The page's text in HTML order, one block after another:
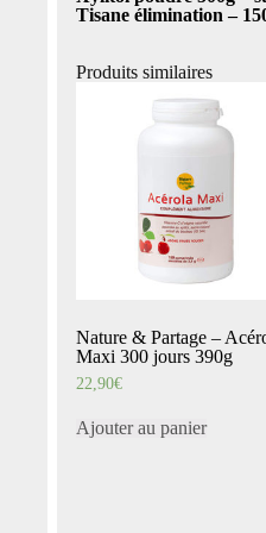
Tisane élimination –
Produits similaires
Nature & Partage –
Maxi 300 jours 390g
22,90€
Ajouter au panier